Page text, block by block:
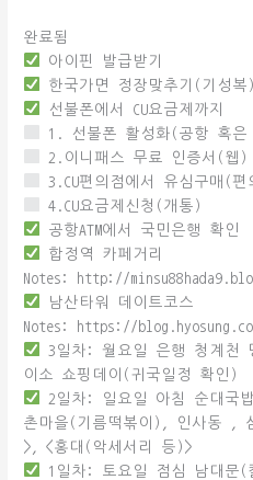
완료됨
아이핀 발급받기
한국가면 정장맞추기(기성복)
선불폰에서 CU요금제까지
1. 선불폰 활성화(공항 혹은
2.이니패스 무료 인증서(웹)
3.CU편의점에서 유심구매(편
4.CU요금제신청(개통)
공항ATM에서 국민은행 확인
합정역 카페거리
Notes: http://
남산타워 데이트코스
Notes: https://
3일차: 월요일 은행 청계천
이소 쇼핑데이(귀국일정 확인)
2일차: 일요일 아침 순대국
촌마을(기름떡볶이), 인사동 ,
>, <홍대(악세서리 등)>
1일차: 토요일 점심 남대문(